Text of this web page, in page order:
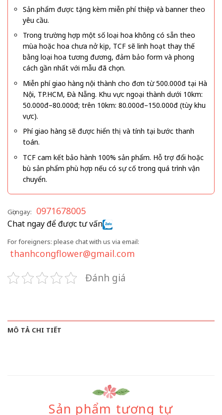
Sản phẩm được tặng kèm miễn phí thiệp và banner theo
yêu cầu.
Trong trường hợp một số loại hoa không có sẵn theo
mùa hoặc hoa chưa nở kịp, TCF sẽ linh hoạt thay thế
bằng loại hoa tương đương, đảm bảo form và phong
cách gần nhất với mẫu đã chọn.
Miễn phí giao hàng nội thành cho đơn từ 500.000đ tại Hà
Nội, TP.HCM, Đà Nẵng. Khu vực ngoại thành dưới 10km:
50.000đ–80.000đ; trên 10km: 80.000đ–150.000đ (tùy khu
vực).
Phí giao hàng sẽ được hiển thị và tính tại bước thanh
toán.
TCF cam kết bảo hành 100% sản phẩm. Hỗ trợ đổi hoặc
bù sản phẩm phù hợp nếu có sự cố trong quá trình vận
chuyển.
Gọi ngay: 0971678005
Chat ngay để được tư vấn
For foreigners: please chat with us via email:
thanhcongflower@gmail.com
Đánh giá
MÔ TẢ CHI TIẾT
Sản phẩm tương tự